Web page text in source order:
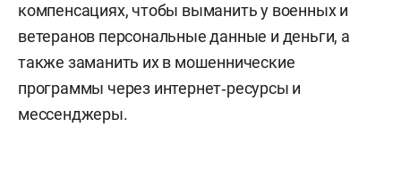
компенсациях, чтобы выманить у военных и
ветеранов персональные данные и деньги, а
также заманить их в мошеннические
программы через интернет‑ресурсы и
мессенджеры.